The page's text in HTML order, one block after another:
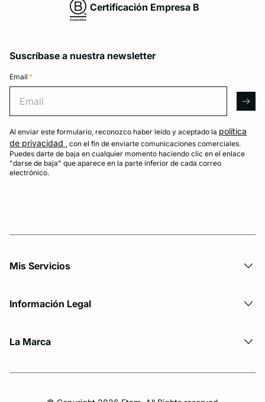
Certificación Empresa B
Suscríbase a nuestra newsletter
Email *
Al enviar este formulario, reconozco haber leído y aceptado la política
de privacidad , con el fin de enviarte comunicaciones comerciales.
Puedes darte de baja en cualquier momento haciendo clic en el enlace
"darse de baja" que aparece en la parte inferior de cada correo
electrónico.
Mis Servicios
Información Legal
La Marca